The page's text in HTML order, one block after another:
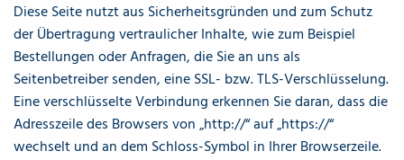
Diese Seite nutzt aus Sicherheitsgründen und zum Schutz
der Übertragung vertraulicher Inhalte, wie zum Beispiel
Bestellungen oder Anfragen, die Sie an uns als
Seitenbetreiber senden, eine SSL- bzw. TLS-Verschlüsselung.
Eine verschlüsselte Verbindung erkennen Sie daran, dass die
Adresszeile des Browsers von „http://“ auf „https://“
wechselt und an dem Schloss-Symbol in Ihrer Browserzeile.